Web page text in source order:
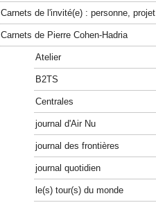
Carnets de l'invité(e) : personne, projet
Carnets de Pierre Cohen-Hadria
Atelier
B2TS
Centrales
journal d'Air Nu
journal des frontières
journal quotidien
le(s) tour(s) du monde